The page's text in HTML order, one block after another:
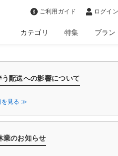
ご利用ガイド ログイ
カテゴリ 特集 ブラン
配送への影響について
を見る ≫
業のお知らせ